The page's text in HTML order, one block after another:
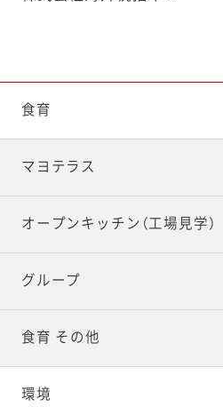
食育
マヨテラス
オープンキッチン（工場見学）
グループ
食育 その他
環境